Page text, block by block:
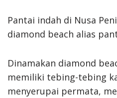
Pantai indah di Nusa
diamond beach alias
Dinamakan diamond
memiliki tebing-tebing
menyerupai permata,